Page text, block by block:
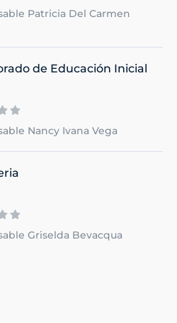
Patricia Del Carmen
de Educación Inicial
Nancy Ivana Vega
Griselda Bevacqua